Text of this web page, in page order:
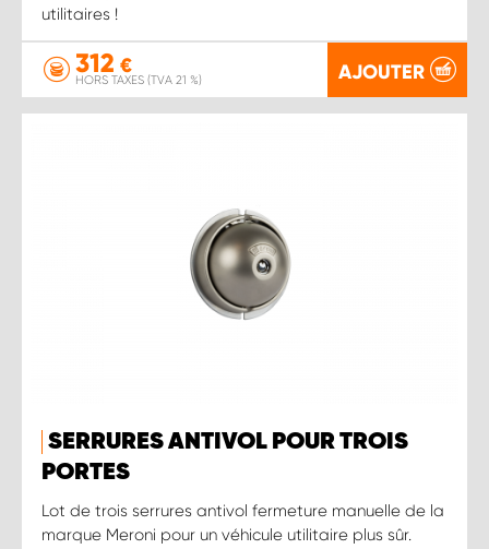
utilitaires !
312 €
HORS TAXES (TVA 21 %) AJOUTER
SERRURES ANTIVOL POUR TROIS
PORTES
Lot de trois serrures antivol fermeture manuelle de la
marque Meroni pour un véhicule utilitaire plus sûr.